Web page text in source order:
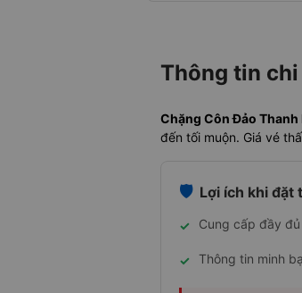
Thông tin
Chặng Côn Đảo
đến tối muộn. Giá vé
🛡️ Lợi ích khi đặt
✓ Cung cấp đầy
✓ Thông tin minh